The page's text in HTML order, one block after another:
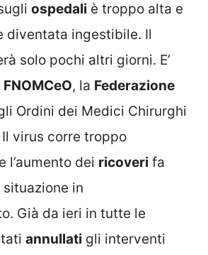
ospedali è troppo alta e
diventata ingestibile. Il
solo pochi altri giorni. E’
FNOMCeO, la Federazione
Ordini dei Medici Chirurghi
virus corre troppo
l’aumento dei ricoveri fa
in
Già da ieri in tutte le
annullati gli interventi